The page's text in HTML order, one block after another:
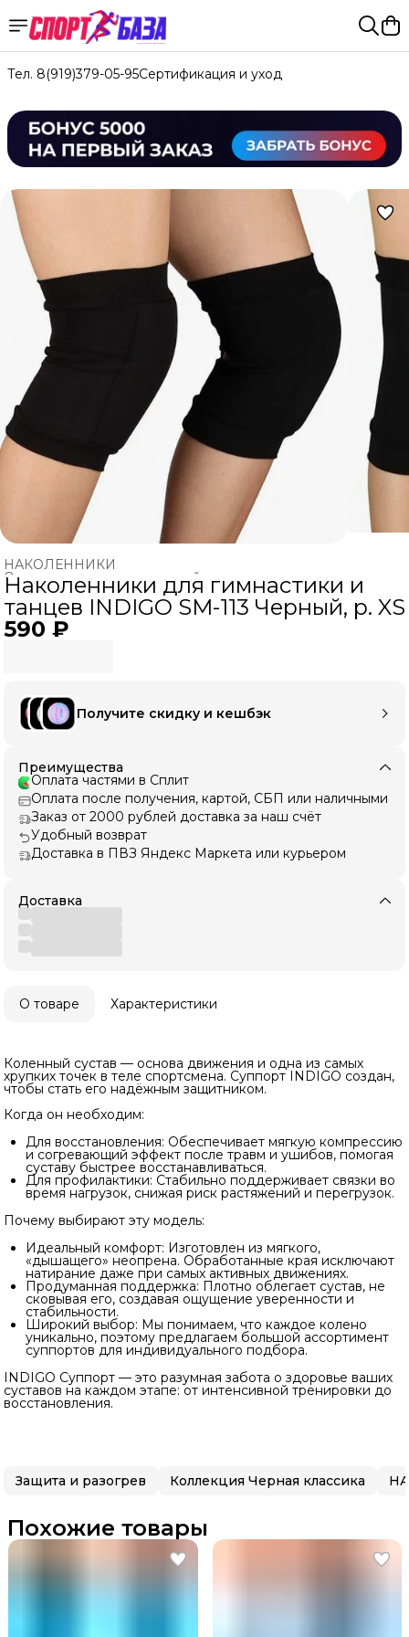
Тел. 8(919)379-05-95Сертификация и уход
НАКОЛЕННИКИ
Одежда для художественной гимнастики ›
ХУДОЖЕСТВЕННАЯ ГИМНАСТИКА ›
Главная ›
Наколенники для гимнастики и
танцев INDIGO SM-113 Черный, р. XS
590 ₽
Получите скидку и кешбэк
Преимущества
Оплата частями в Сплит
Оплата после получения, картой, СБП или наличными
Заказ от 2000 рублей доставка за наш счёт
Удобный возврат
Доставка в ПВЗ Яндекс Маркета или курьером
Доставка
О товаре Характеристики
Коленный сустав — основа движения и одна из самых
хрупких точек в теле спортсмена. Суппорт INDIGO создан,
чтобы стать его надёжным защитником.
Когда он необходим:
Для восстановления: Обеспечивает мягкую компрессию
и согревающий эффект после травм и ушибов, помогая
суставу быстрее восстанавливаться.
Для профилактики: Стабильно поддерживает связки во
время нагрузок, снижая риск растяжений и перегрузок.
Почему выбирают эту модель:
Идеальный комфорт: Изготовлен из мягкого,
«дышащего» неопрена. Обработанные края исключают
натирание даже при самых активных движениях.
Продуманная поддержка: Плотно облегает сустав, не
сковывая его, создавая ощущение уверенности и
стабильности.
Широкий выбор: Мы понимаем, что каждое колено
уникально, поэтому предлагаем большой ассортимент
суппортов для индивидуального подбора.
INDIGO Суппорт — это разумная забота о здоровье ваших
суставов на каждом этапе: от интенсивной тренировки до
восстановления.
Защита и разогрев Коллекция Черная классика
Похожие товары